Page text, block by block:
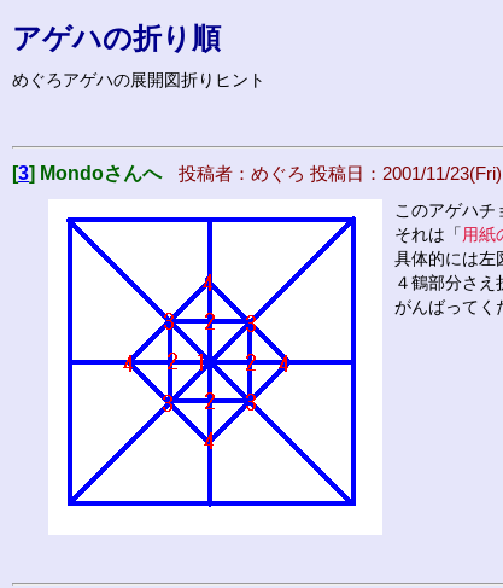
アゲハの折り順
めぐろアゲハの展開図折りヒント
[3] Mondoさんへ 投稿者：めぐろ 投稿日：2001/11/
このアゲハチ
それは「 用紙
具体的には左
４鶴部分さえ
がんばってく